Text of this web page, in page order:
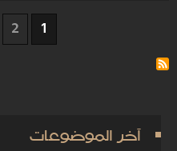
1
2
آخر الموضوعات